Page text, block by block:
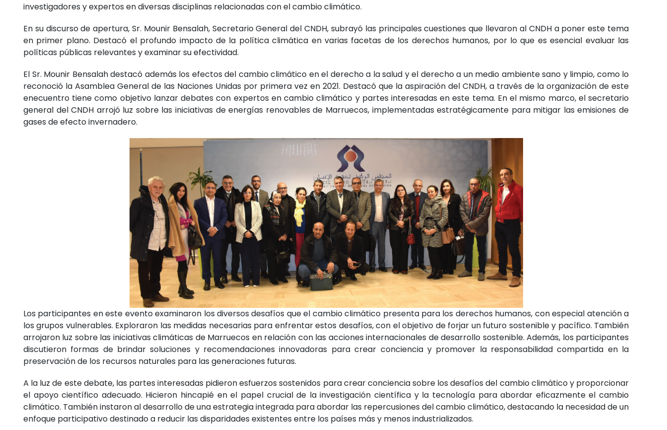
investigadores y expertos en diversas disciplinas relacionadas con el cambio climático.
En su discurso de apertura, Sr. Mounir Bensalah, Secretario General del CNDH, subrayó las principales cuestiones que llevaron al CNDH a poner este tema
en primer plano. Destacó el profundo impacto de la política climática en varias facetas de los derechos humanos, por lo que es esencial evaluar las
políticas públicas relevantes y examinar su efectividad.
El Sr. Mounir Bensalah destacó además los efectos del cambio climático en el derecho a la salud y el derecho a un medio ambiente sano y limpio, como lo
reconoció la Asamblea General de las Naciones Unidas por primera vez en 2021. Destacó que la aspiración del CNDH, a través de la organización de este
enecuentro tiene como objetivo lanzar debates con expertos en cambio climático y partes interesadas en este tema. En el mismo marco, el secretario
general del CNDH arrojó luz sobre las iniciativas de energías renovables de Marruecos, implementadas estratégicamente para mitigar las emisiones de
gases de efecto invernadero.
Los participantes en este evento examinaron los diversos desafíos que el cambio climático presenta para los derechos humanos, con especial atención a
los grupos vulnerables. Exploraron las medidas necesarias para enfrentar estos desafíos, con el objetivo de forjar un futuro sostenible y pacífico. También
arrojaron luz sobre las iniciativas climáticas de Marruecos en relación con las acciones internacionales de desarrollo sostenible. Además, los participantes
discutieron formas de brindar soluciones y recomendaciones innovadoras para crear conciencia y promover la responsabilidad compartida en la
preservación de los recursos naturales para las generaciones futuras.
A la luz de este debate, las partes interesadas pidieron esfuerzos sostenidos para crear conciencia sobre los desafíos del cambio climático y proporcionar
el apoyo científico adecuado. Hicieron hincapié en el papel crucial de la investigación científica y la tecnología para abordar eficazmente el cambio
climático. También instaron al desarrollo de una estrategia integrada para abordar las repercusiones del cambio climático, destacando la necesidad de un
enfoque participativo destinado a reducir las disparidades existentes entre los países más y menos industrializados.